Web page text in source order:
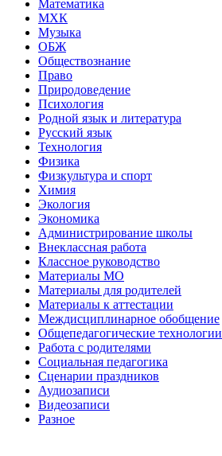
Математика
МХК
Музыка
ОБЖ
Обществознание
Право
Природоведение
Психология
Родной язык и литература
Русский язык
Технология
Физика
Физкультура и спорт
Химия
Экология
Экономика
Администрирование школы
Внеклассная работа
Классное руководство
Материалы МО
Материалы для родителей
Материалы к аттестации
Междисциплинарное обобщение
Общепедагогические технологии
Работа с родителями
Социальная педагогика
Сценарии праздников
Аудиозаписи
Видеозаписи
Разное